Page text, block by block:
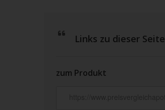
Links zu dieser Seite
zum Produkt